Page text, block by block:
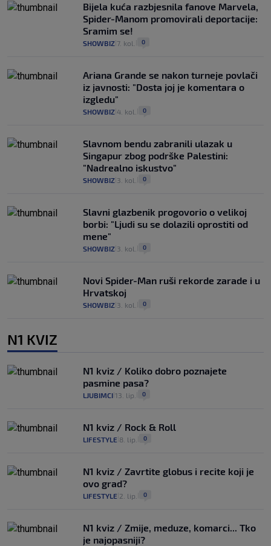
Bijela kuća razbjesnila fanove Marvela,
Spider-Manom promovirali deportacije:
Sramim se!
SHOWBIZ 7. kol. 0
Ariana Grande se nakon turneje povlači
iz javnosti: "Dosta joj je komentara o
izgledu"
SHOWBIZ 4. kol. 0
Slavnom bendu zabranili ulazak u
Singapur zbog podrške Palestini:
"Nadrealno iskustvo"
SHOWBIZ 3. kol. 0
Slavni glazbenik progovorio o velikoj
borbi: "Ljudi su se dolazili oprostiti od
mene"
SHOWBIZ 3. kol. 0
Novi Spider-Man ruši rekorde zarade i u
Hrvatskoj
SHOWBIZ 3. kol. 0
N1 KVIZ
N1 kviz / Koliko dobro poznajete
pasmine pasa?
LJUBIMCI 13. lip. 0
N1 kviz / Rock & Roll
LIFESTYLE 8. lip. 0
N1 kviz / Zavrtite globus i recite koji je
ovo grad?
LIFESTYLE 2. lip. 0
N1 kviz / Zmije, meduze, komarci... Tko
je najopasniji?